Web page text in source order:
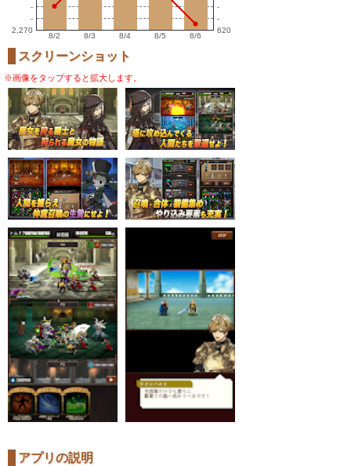
-
-
2,270
8/2 8/3 8/4 8/5 8/6
-
-
620
スクリーンショット
※画像をタップすると拡大します。
アプリの説明